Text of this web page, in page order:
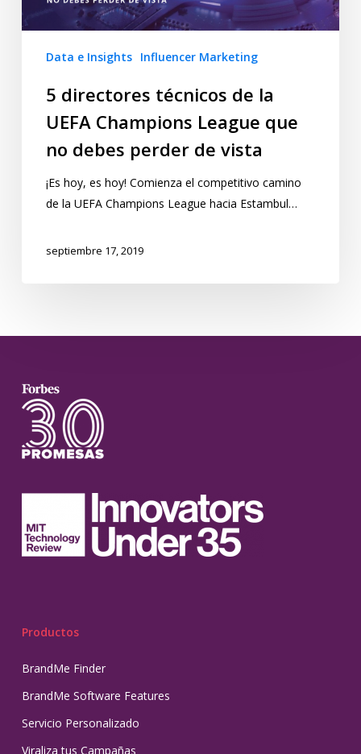
Data e Insights Influencer Marketing
5 directores técnicos de la
UEFA Champions League que
no debes perder de vista
¡Es hoy, es hoy! Comienza el competitivo camino
de la UEFA Champions League hacia Estambul…
septiembre 17, 2019
Productos
BrandMe Finder
BrandMe Software Features
Servicio Personalizado
Viraliza tus Campañas